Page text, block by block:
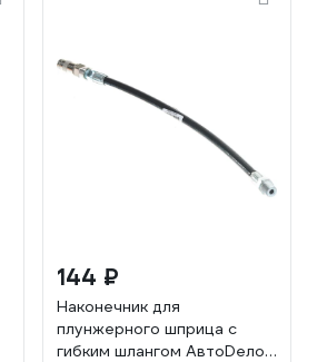
144 ₽
Наконечник для
плунжерного шприца с
гибким шлангом АвтоDело